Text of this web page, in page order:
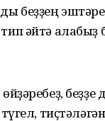
беҙҙең
әйтә алабыҙ